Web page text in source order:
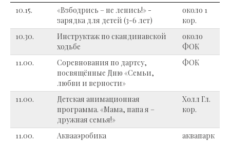
10.15.
«Взбодрись – не ленись!» -
зарядка для детей (3-6 лет)
около 1
кор.
10.30.
Инструктаж по скандинавской
ходьбе
около
ФОК
11.00.
Соревнования по дартсу,
посвящённые Дню «Семьи,
любви и верности»
ФОК
11.00.
Детская анимационная
программа. «Мама, папа я –
дружная семья!»
Холл Гл.
кор.
11.00. Аквааэробика
аквапарк